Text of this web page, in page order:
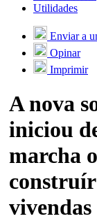
Utilidades
Enviar a
Opinar
Imprimir
A nova
iniciou
marcha
construír